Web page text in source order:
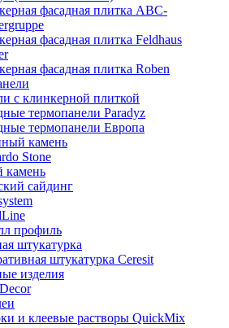
фасадная плитка ABC-
фасадная плитка Feldhaus
фасадная плитка Roben
с клинкерной плиткой
термопанели Paradyz
термопанели Европа
камень
Stone
камень
сайдинг
профиль
штукатурка
штукатурка Ceresit
изделия
и клеевые растворы QuickMix